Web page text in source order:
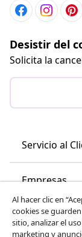
Desistir del
Solicita la
Servicio al
Empresas
vidaXL
Al hacer clic en
cookies se
sitio, analizar el
marketing y